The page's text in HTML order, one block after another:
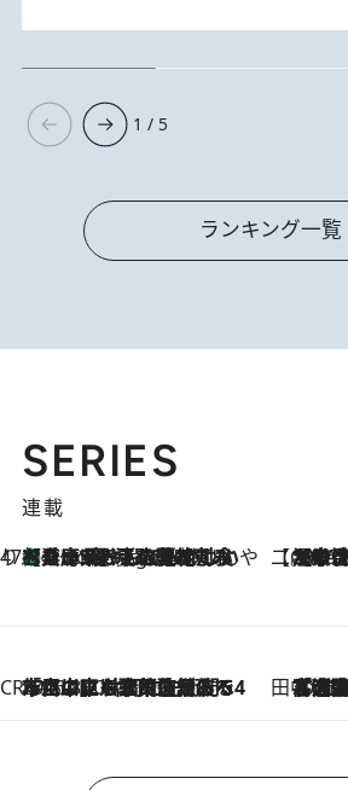
1 / 5
ランキング一覧
SERIES
連載
47都道府県の手みやげ ひんやりスイーツで夏を満喫
8 Hours Ago
【兵庫県】この夏絶対食べたい 冷やしておいしいおやつ3選 淡路島の恵みをジェラートに集約 【CREA×星野リ
【トンボの足水浴】ヒノキ
CREA'S CHOICE
2026.8.7
「立川にも歌舞伎があるんだよ」 片岡仁左衛門・市川中車ら豪華座組みで4年目の立川立飛歌舞伎へ 田中稲
「湘南乃風に憧れて」観客大盛上がりの“タオル回し”に、